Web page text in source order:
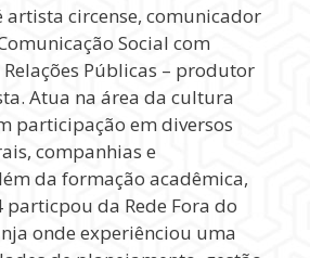
artista circense, comunicador
Social com
Públicas – produtor
Atua na área da cultura
participação em diversos
companhias e
da formação acadêmica,
particpou da Rede Fora do
onde experiênciou uma